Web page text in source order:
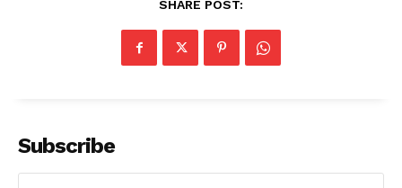
SHARE POST:
Subscribe